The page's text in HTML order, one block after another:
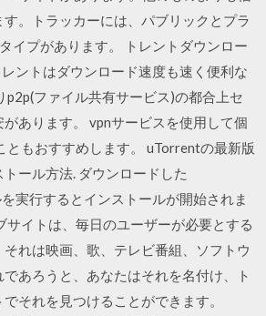
。トラッカーには、パブリックとプラ
イプがあります。 トレントダウンロー
ントはダウンロード速度も速く便利な
p2p(ファイル共有サービス)の都合上セ
あります。 vpnサービスを使用して個
ともおすすめします。 uTorrentの最新版
ール方法. ダウンロードした
実行するとインストールが開始されま
サイトは、毎日のユーザーが必要とする
れは映画、歌、テレビ番組、ソフトウ
あろうと、あなたはそれを名付け、ト
それを見つけることができます。